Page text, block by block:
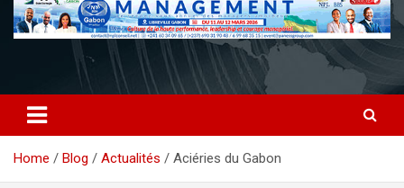
Home Blog Actualités Aciéries du Gabon